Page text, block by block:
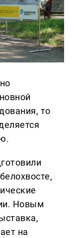
то
Новым
на